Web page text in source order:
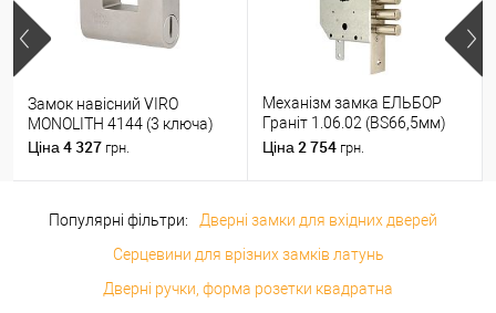
Замок навісний VIRO
MONOLITH 4144 (3 ключа)
Ціна 4 327 грн.
Механізм замка ЕЛЬБОР
Граніт 1.06.02 (BS66,5мм)
(н)
Ціна 2 754 грн.
Популярні фільтри:
Дверні замки для вхідних дверей
Серцевини для врізних замків латунь
Дверні ручки, форма розетки квадратна